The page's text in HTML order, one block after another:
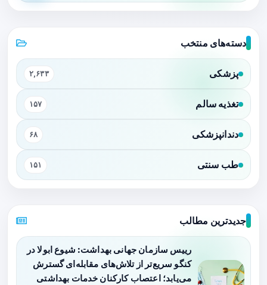
دسته‌های منتخب
پزشکی ۲,۶۳۳
تغذیه سالم ۱۵۷
دندانپزشکی ۶۸
طب سنتی ۱۵۱
جدیدترین مطالب
رییس سازمان جهانی بهداشت: شیوع ابولا در
کنگو سریع‌تر از تلاش‌های مقابله‌ای گسترش
می‌یابد؛ اعتصاب کارکنان خدمات بهداشتی